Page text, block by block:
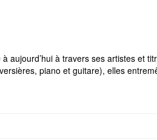
aujourd’hui à travers ses artistes et
piano et guitare), elles